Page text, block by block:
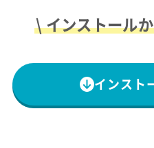
\ インストール
インスト